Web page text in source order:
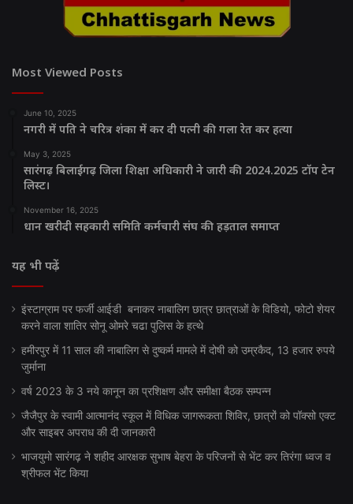
Most Viewed Posts
June 10, 2025
नगरी में पति ने चरित्र शंका में कर दी पत्नी की गला रेत कर हत्या
May 3, 2025
सारंगढ़ बिलाईगढ़ जिला शिक्षा अधिकारी ने जारी की 2024.2025 टॉप टेन
लिस्ट।
November 16, 2025
धान खरीदी सहकारी समिति कर्मचारी संघ की हड़ताल समाप्त
यह भी पढ़ें
इंस्टाग्राम पर फर्जी आईडी बनाकर नाबालिग छात्र छात्राओं के विडियो, फोटो शेयर
करने वाला शातिर सोनू ओमरे चढा पुलिस के हत्थे
हमीरपुर में 11 साल की नाबालिग से दुष्कर्म मामले में दोषी को उम्रकैद, 13 हजार रुपये
जुर्माना
वर्ष 2023 के 3 नये कानून का प्रशिक्षण और समीक्षा बैठक सम्पन्न
जैजैपुर के स्वामी आत्मानंद स्कूल में विधिक जागरूकता शिविर, छात्रों को पॉक्सो एक्ट
और साइबर अपराध की दी जानकारी
भाजयुमो सारंगढ़ ने शहीद आरक्षक सुभाष बेहरा के परिजनों से भेंट कर तिरंगा ध्वज व
श्रीफल भेंट किया